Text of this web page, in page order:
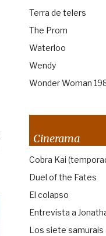
Terra de telers
The Prom
Waterloo
Wendy
Wonder Woman
Cinerama
Cobra Kai
Duel of the Fates
El colapso
Entrevista a
Los siete samurais